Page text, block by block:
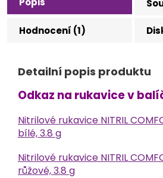
Hodnocení (1)
Detailní popis produktu
Odkaz na rukavice v
Nitrilové rukavice NITRIL
bílé, 3.8 g
Nitrilové rukavice NITRIL
růžové, 3.8 g